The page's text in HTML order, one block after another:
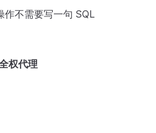
不需要写一句 SQL
权代理